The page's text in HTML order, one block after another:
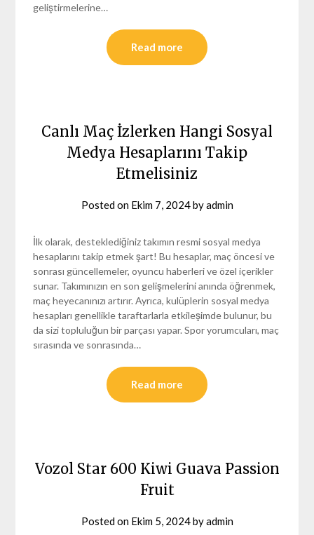
geliştirmelerine…
Read more
Canlı Maç İzlerken Hangi Sosyal
Medya Hesaplarını Takip
Etmelisiniz
Posted on Ekim 7, 2024byadmin
İlk olarak, desteklediğiniz takımın resmi sosyal medya
hesaplarını takip etmek şart! Bu hesaplar, maç öncesi ve
sonrası güncellemeler, oyuncu haberleri ve özel içerikler
sunar. Takımınızın en son gelişmelerini anında öğrenmek,
maç heyecanınızı artırır. Ayrıca, kulüplerin sosyal medya
hesapları genellikle taraftarlarla etkileşimde bulunur, bu
da sizi topluluğun bir parçası yapar. Spor yorumcuları, maç
sırasında ve sonrasında…
Read more
Vozol Star 600 Kiwi Guava Passion
Fruit
Posted on Ekim 5, 2024byadmin